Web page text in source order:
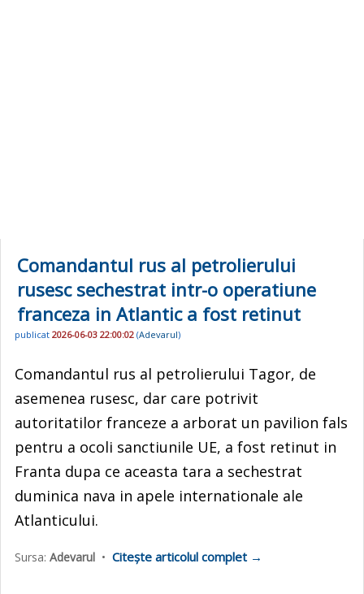
Comandantul rus al petrolierului
rusesc sechestrat intr-o operatiune
franceza in Atlantic a fost retinut
publicat 2026-06-03 22:00:02 (Adevarul)
Comandantul rus al petrolierului Tagor, de
asemenea rusesc, dar care potrivit
autoritatilor franceze a arborat un pavilion fals
pentru a ocoli sanctiunile UE, a fost retinut in
Franta dupa ce aceasta tara a sechestrat
duminica nava in apele internationale ale
Atlanticului.
Sursa: Adevarul • Citește articolul complet →